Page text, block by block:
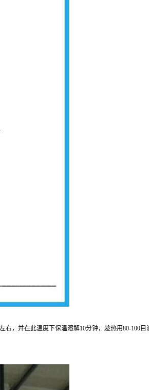
，并在此温度下保温溶解10分钟，趁热用80-100目